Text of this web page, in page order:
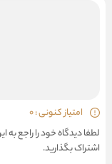
امتیاز کنونی : 0
لطفا دیدگاه خود را راجع به
اشتراک بگذارید.